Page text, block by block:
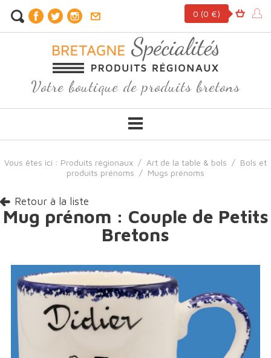
Votre boutique de produits bretons
0 (0 €)
Vous êtes ici : Produits régionaux / Art de la table & bols / Bols et
produits prénoms / Mugs prénoms
Retour à la liste
Mug prénom : Couple de Petits
Bretons